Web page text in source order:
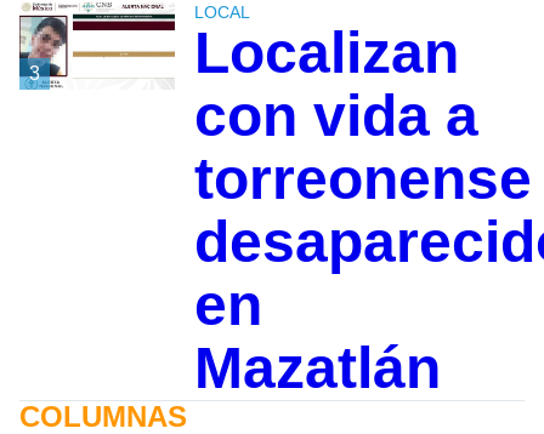
3
LOCAL
Localizan
con vida a
torreonense
en
Mazatlán
COLUMNAS